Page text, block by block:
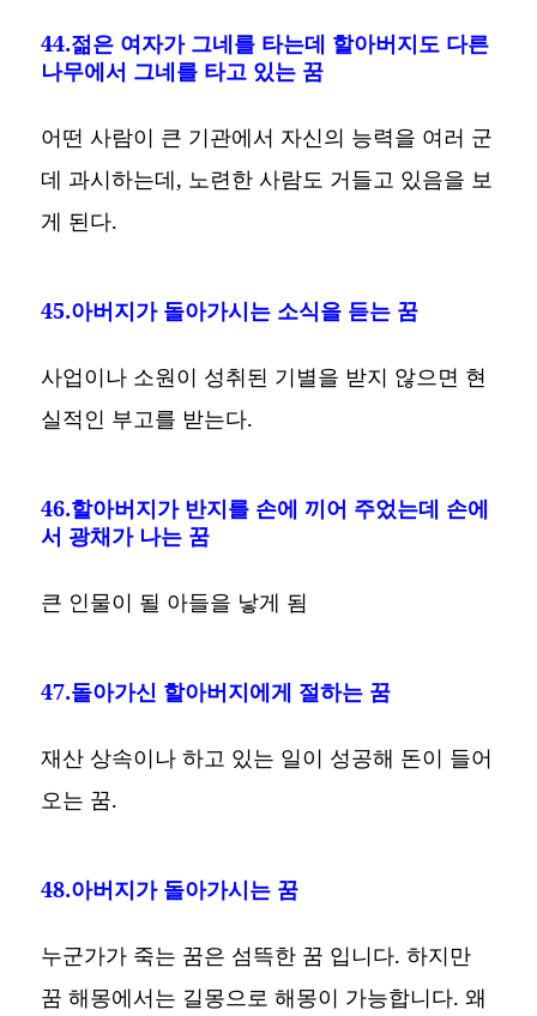
44.젊은 여자가 그네를 타는데 할아버지도 다른
나무에서 그네를 타고 있는 꿈
어떤 사람이 큰 기관에서 자신의 능력을 여러 군
데 과시하는데, 노련한 사람도 거들고 있음을 보
게 된다.
45.아버지가 돌아가시는 소식을 듣는 꿈
사업이나 소원이 성취된 기별을 받지 않으면 현
실적인 부고를 받는다.
46.할아버지가 반지를 손에 끼어 주었는데 손에
서 광채가 나는 꿈
큰 인물이 될 아들을 낳게 됨
47.돌아가신 할아버지에게 절하는 꿈
재산 상속이나 하고 있는 일이 성공해 돈이 들어
오는 꿈.
48.아버지가 돌아가시는 꿈
누군가가 죽는 꿈은 섬뜩한 꿈 입니다. 하지만
꿈 해몽에서는 길몽으로 해몽이 가능합니다. 왜